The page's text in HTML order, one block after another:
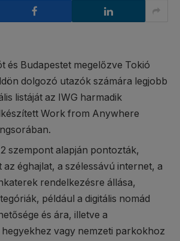
és Budapestet megelőzve Tokió
dolgozó utazók számára legjobb
listáját az IWG harmadik
Work from Anywhere
szempont alapján pontozták,
éghajlat, a szélessávú internet, a
rendelkezésre állása,
például a digitális nomád
és ára, illetve a
vagy nemzeti parkokhoz